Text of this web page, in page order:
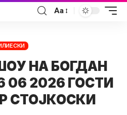
Аа
НА БОГДАН
06 2026 ГОСТИ
СТОЈКОСКИ